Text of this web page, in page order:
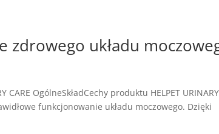
zdrowego układu
OgólneSkładCechy produktu HELPET URINARY
funkcjonowanie układu moczowego. Dzięki